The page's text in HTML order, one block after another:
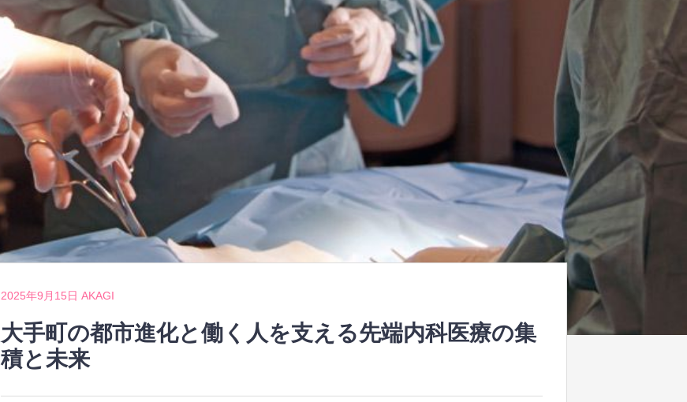
2025年9月15日 AKAGI
大手町の都市進化と働く人を支える先端内科医療の集
積と未来